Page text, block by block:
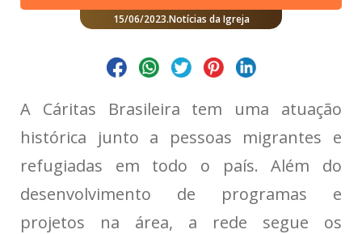
15/06/2023.Notícias da Igreja
A Cáritas Brasileira tem uma atuação
histórica junto a pessoas migrantes e
refugiadas em todo o país. Além do
desenvolvimento de programas e
projetos na área, a rede segue os